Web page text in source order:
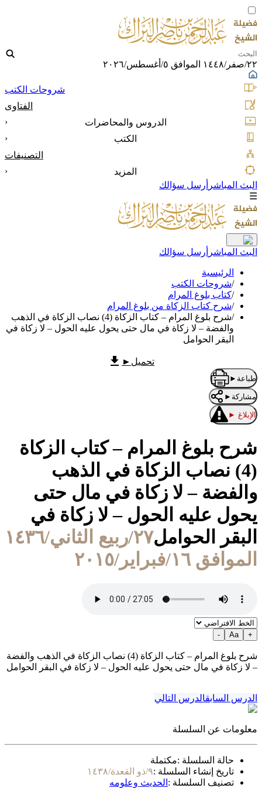
٢٢/صفر/١٤٤٨ الموافق ٥/أغسطس/٢٠٢٦
شروحات الكتب
الفتاوى
الدروس والمحاضرات
‹
الكتب
‹
التصنيفات
المزيد
‹
البث المباشر أرسل سؤالك
☰
البث المباشر أرسل سؤالك
الرئيسية
/شروحات الكتب
/كتاب بلوغ المرام
/شرح كتاب الزكاة من بلوغ المرام
/
شرح بلوغ المرام – كتاب الزكاة (4) نصاب الزكاة في الذهب
والفضة – لا زكاة في مال حتى يحول عليه الحول – لا زكاة في
البقر الحوامل
تحميل ►
طباعة ►
مشاركة ►
الإبلاغ ►
شرح بلوغ المرام – كتاب الزكاة
(4) نصاب الزكاة في الذهب
والفضة – لا زكاة في مال حتى
يحول عليه الحول – لا زكاة في
البقر الحوامل
٢٧/ربيع الثاني/١٤٣٦
الموافق ١٦/فبراير/٢٠١٥
+
Aa
-
شرح بلوغ المرام – كتاب الزكاة (4) نصاب الزكاة في الذهب والفضة
– لا زكاة في مال حتى يحول عليه الحول – لا زكاة في البقر الحوامل
الدرس السابقالدرس التالي
معلومات عن السلسلة
حالة السلسلة :مكتملة
تاريخ إنشاء السلسلة :٩/ذو القعدة/١٤٣٨
تصنيف السلسلة : الحديث وعلومه